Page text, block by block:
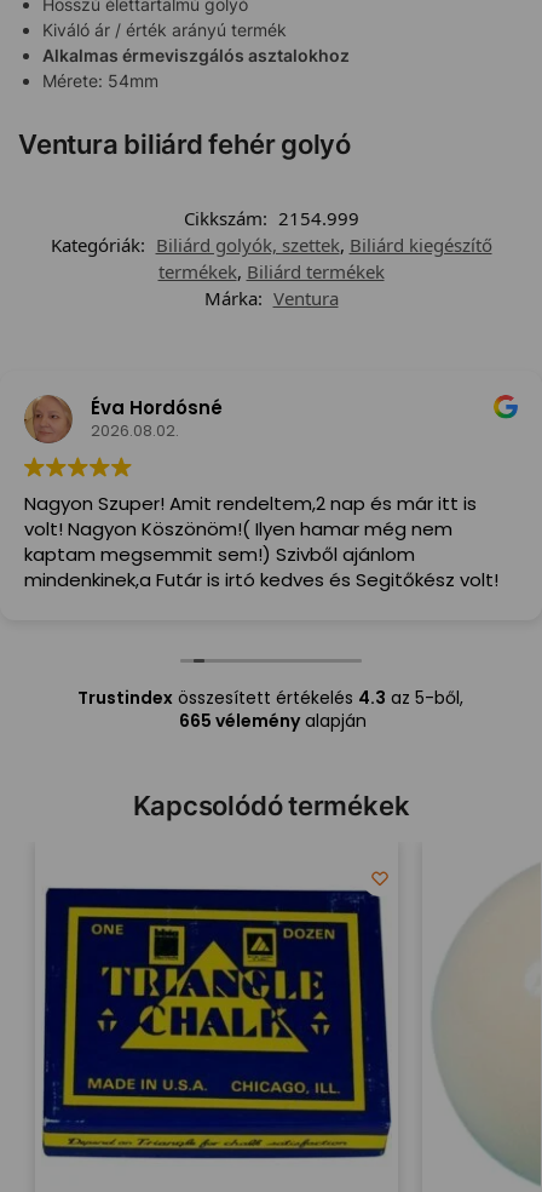
Hosszú élettartalmú golyó
Kiváló ár / érték arányú termék
Alkalmas érmeviszgálós asztalokhoz
Mérete: 54mm
Ventura biliárd fehér golyó
Cikkszám: 2154.999
Kategóriák: Biliárd golyók, szettek, Biliárd kiegészítő
termékek, Biliárd termékek
Márka: Ventura
Éva Hordósné
2026.08.02.
Nagyon Szuper! Amit rendeltem,2 nap és már itt is
volt! Nagyon Köszönöm!( Ilyen hamar még nem
kaptam megsemmit sem!) Szivből ajánlom
mindenkinek,a Futár is irtó kedves és Segitőkész volt!
Trustindexösszesített értékelés 4.3 az 5-ből,
665 véleményalapján
Kapcsolódó termékek